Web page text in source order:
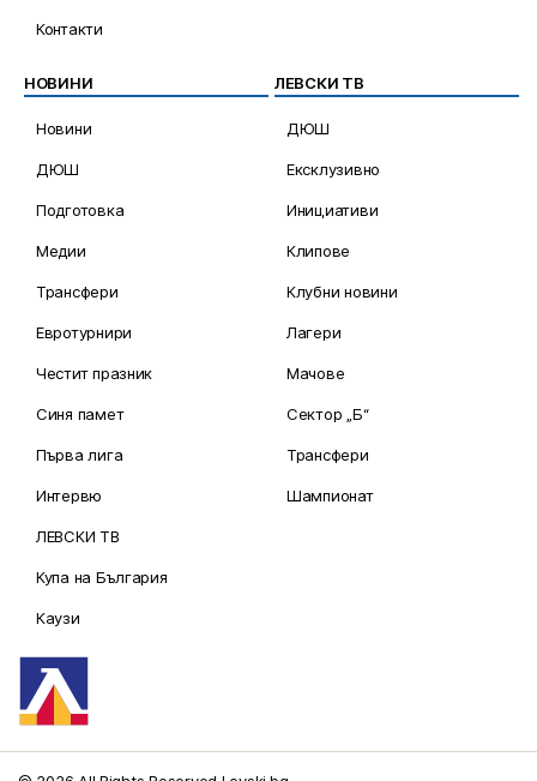
Контакти
НОВИНИ
Новини
ДЮШ
Подготовка
Медии
Трансфери
Евротурнири
Честит празник
Синя памет
Първа лига
Интервю
ЛЕВСКИ ТВ
Купа на България
Каузи
ЛЕВСКИ ТВ
ДЮШ
Ексклузивно
Инициативи
Клипове
Клубни новини
Лагери
Мачове
Сектор „Б“
Трансфери
Шампионат